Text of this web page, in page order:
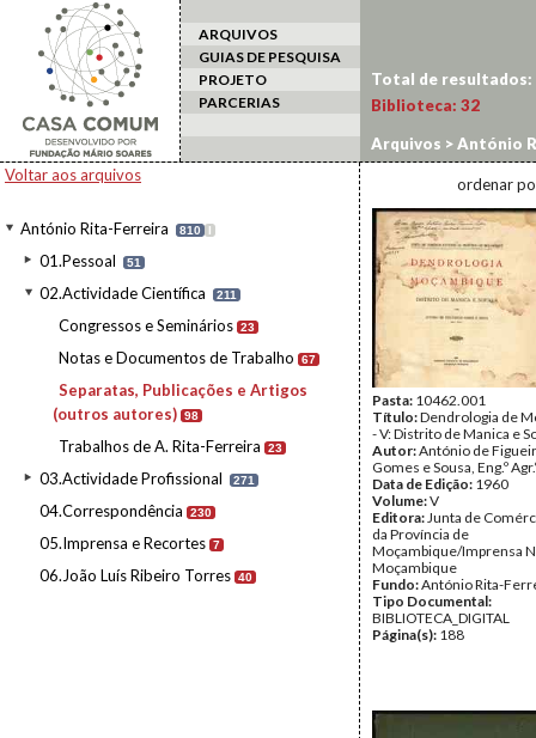
ARQUIVOS
GUIAS DE PESQUISA
PROJETO
PARCERIAS
Voltar aos arquivos
António Rita-Ferreira 810 I
01.Pessoal 51
02.Actividade Científica 211
Congressos e Seminários 23
Notas e Documentos de Trabalho 67
Separatas, Publicações e Artigos
(outros autores) 98
Trabalhos de A. Rita-Ferreira 23
03.Actividade Profissional 271
04.Correspondência 230
05.Imprensa e Recortes 7
06.João Luís Ribeiro Torres 40
Total de resultados:
Biblioteca: 32
Arquivos >António
autores)
ordenar
Pasta: 10462.001
Título:Dendrologia de
- V: Distrito de Manica e
Autor:António de
Gomes e Sousa, Eng.º
Data de Edição: 1960
Volume:V
Editora:Junta de
da Província de
Moçambique/Imprensa
Moçambique
Fundo:António Rita-
Tipo Documental:
BIBLIOTECA_DIGITAL
Página(s): 188